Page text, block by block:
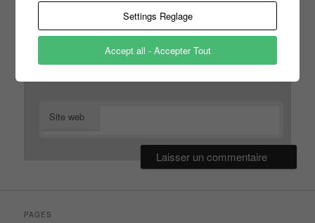
Site web
PAGES
Settings Reglage
Accept all - Accepter Tout